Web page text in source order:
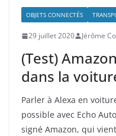
OBJETS CONNECTÉS
29 juillet 2020 Jérôme
(Test)
dans la
Parler à Alexa en
possible avec Echo
signé Amazon, qui